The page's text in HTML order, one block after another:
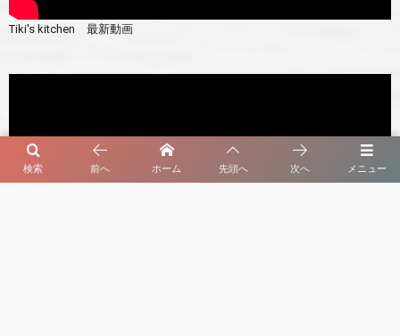
Tiki's kitchen 最新動画
メニュー
検索 前へ ホーム 先頭へ 次へ